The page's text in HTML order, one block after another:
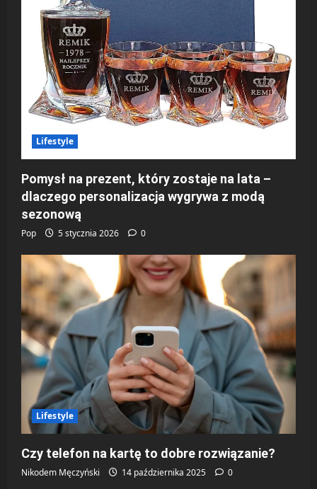
Lifestyle
Pomysł na prezent, który zostaje na lata –
dlaczego personalizacja wygrywa z modą
sezonową
Pop 5 stycznia 2026 0
Lifestyle
Czy telefon na kartę to dobre rozwiązanie?
Nikodem Męczyński 14 października 2025 0